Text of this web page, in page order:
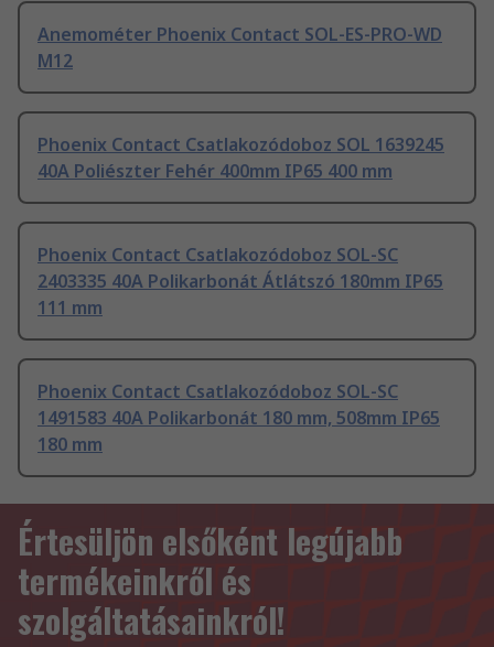
Anemométer Phoenix Contact SOL-ES-PRO-WD
M12
Phoenix Contact Csatlakozódoboz SOL 1639245
40A Poliészter Fehér 400mm IP65 400 mm
Phoenix Contact Csatlakozódoboz SOL-SC
2403335 40A Polikarbonát Átlátszó 180mm IP65
111 mm
Phoenix Contact Csatlakozódoboz SOL-SC
1491583 40A Polikarbonát 180 mm, 508mm IP65
180 mm
Értesüljön elsőként legújabb
termékeinkről és
szolgáltatásainkról!